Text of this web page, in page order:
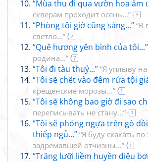
“Mùa thu đi qua vườn hoa ẩm
скверам проходит осень...”
3
“Phòng tôi giờ cũng sáng...” “В
светло...”
2
“Quê hương yên bình của tôi...”
родина...”
7
“Tôi đi tàu thuỷ...” “Я уплыву
“Tôi sẽ chết vào đêm rửa tội
крещенские морозы...”
1
“Tôi sẽ không bao giờ đi sao
переписывать не стану...”
1
“Tôi sẽ phóng ngựa trên gò
thiếp ngủ...” “Я буду скакать
задремавшей отчизны...”
1
“Trăng lưỡi liềm huyền diệu